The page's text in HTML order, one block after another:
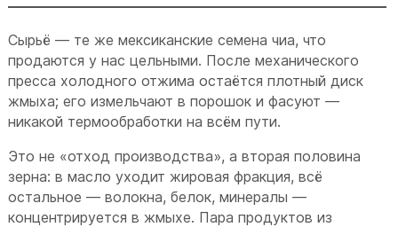
Сырьё — те же мексиканские семена чиа, что
продаются у нас цельными. После механического
пресса холодного отжима остаётся плотный диск
жмыха; его измельчают в порошок и фасуют —
никакой термообработки на всём пути.
Это не «отход производства», а вторая половина
зерна: в масло уходит жировая фракция, всё
остальное — волокна, белок, минералы —
концентрируется в жмыхе. Пара продуктов из